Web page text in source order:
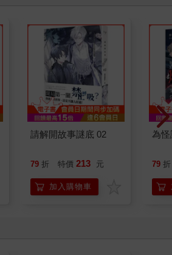
請解開故事謎底 02
79 折 特價 213 元
加入購物車
為
79 折